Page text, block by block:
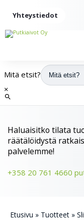
Yhteystiedot
Mitä etsit?
×
Haluaisitko tilata
räätälöidystä
palvelemme!
+358 20 761 4660
Etusivu » Tuotteet »